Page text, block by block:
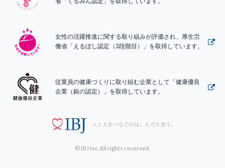
女性の活躍推進に関する取り組みが評価され、厚生労
働省「えるぼし認定（3段階目）」を取得しています。
従業員の健康づくりに取り組む企業として「健康優良
企業（銀の認定）」を取得しています。
© IBJ Inc.All rights reserved.